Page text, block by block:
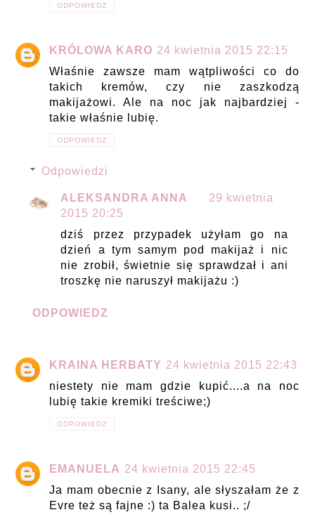
ODPOWIEDZ
KRÓLOWA KARO 24 kwietnia 2015 22:15
Właśnie zawsze mam wątpliwości co do
takich kremów, czy nie zaszkodzą
makijażowi. Ale na noc jak najbardziej -
takie właśnie lubię.
ODPOWIEDZ
Odpowiedzi
ALEKSANDRA ANNA
29 kwietnia
2015 20:25
dziś przez przypadek użyłam go na
dzień a tym samym pod makijaż i nic
nie zrobił, świetnie się sprawdzał i ani
troszkę nie naruszył makijażu :)
ODPOWIEDZ
KRAINA HERBATY 24 kwietnia 2015 22:43
niestety nie mam gdzie kupić....a na noc
lubię takie kremiki treściwe;)
ODPOWIEDZ
EMANUELA 24 kwietnia 2015 22:45
Ja mam obecnie z Isany, ale słyszałam że z
Evre też są fajne :) ta Balea kusi.. ;/